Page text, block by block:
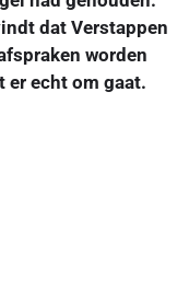
dat Verstappen
worden
er echt om gaat.